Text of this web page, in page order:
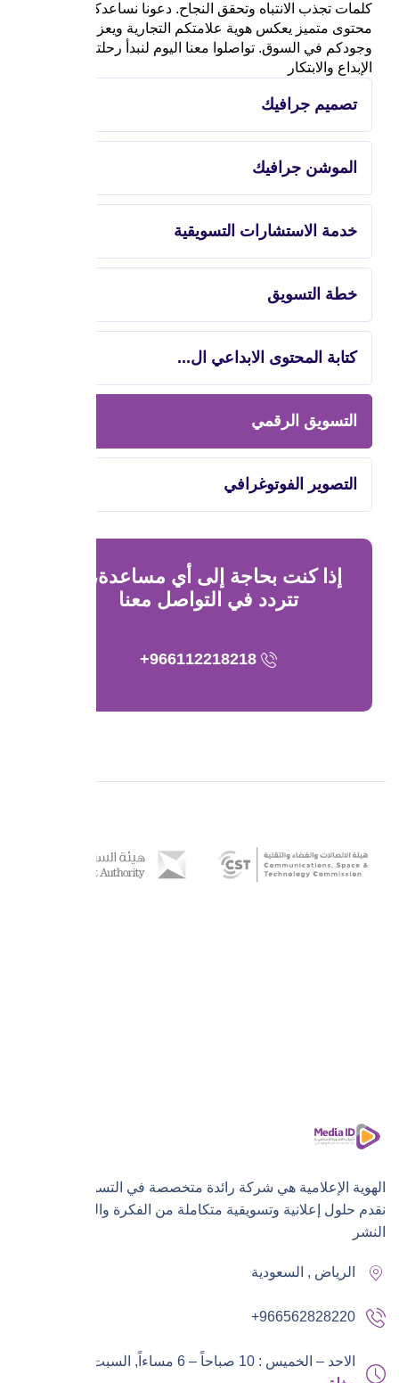
تصميم جرافيك
الموشن جرافيك
خدمة الاستشارات التسويقية
خطة التسويق
كتابة المحتوى الابداعي ال...
التسويق الرقمي
التصوير الفوتوغرافي
إذا كنت بحاجة إلى أي مساعدة، لا
تتردد في التواصل معنا
966112218218+
كلمات تجذب الانتباه وتحقق النجاح. دعونا نساعدكم في بناء
محتوى متميز يعكس هوية علامتكم التجارية ويعزز من
وجودكم في السوق. تواصلوا معنا اليوم لنبدأ رحلتكم نحو
الإبداع والابتكار
الهوية الإعلامية هي شركة رائدة متخصصة في التسويق الرقمي،
نقدم حلول إعلانية وتسويقية متكاملة من الفكرة والتنفيذ إلى
النشر
الرياض , السعودية
+966562828220
الاحد – الخميس : 10 صباحاً – 6 مساءاً,
السبت – الجمعة :